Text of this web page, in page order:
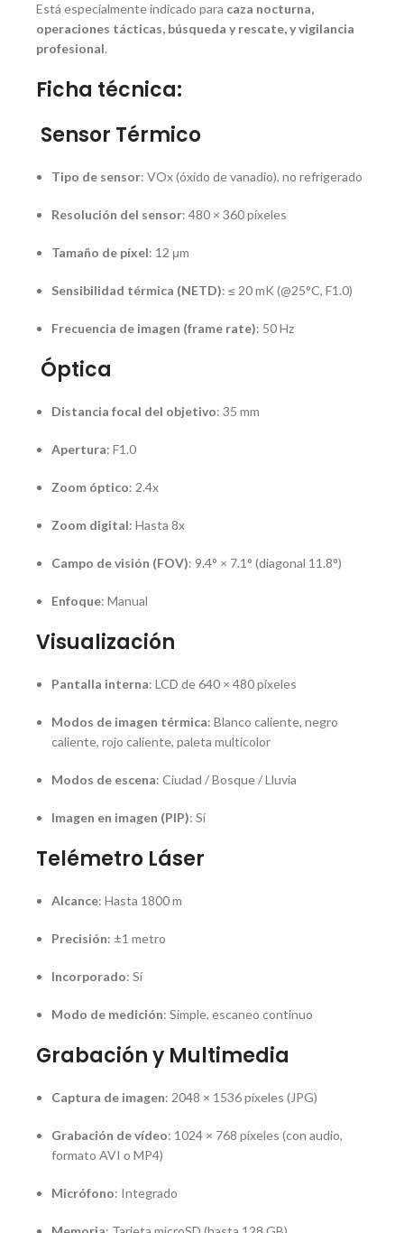
Está especialmente indicado para caza nocturna,
operaciones tácticas, búsqueda y rescate, y vigilancia
profesional.
Ficha técnica:
Sensor Térmico
Tipo de sensor: VOx (óxido de vanadio), no refrigerado
Resolución del sensor: 480 × 360 píxeles
Tamaño de píxel: 12 μm
Sensibilidad térmica (NETD): ≤ 20 mK (@25°C, F1.0)
Frecuencia de imagen (frame rate): 50 Hz
Óptica
Distancia focal del objetivo: 35 mm
Apertura: F1.0
Zoom óptico: 2.4x
Zoom digital: Hasta 8x
Campo de visión (FOV): 9.4° × 7.1° (diagonal 11.8°)
Enfoque: Manual
Visualización
Pantalla interna: LCD de 640 × 480 píxeles
Modos de imagen térmica: Blanco caliente, negro
caliente, rojo caliente, paleta multicolor
Modos de escena: Ciudad / Bosque / Lluvia
Imagen en imagen (PIP): Sí
Telémetro Láser
Alcance: Hasta 1800 m
Precisión: ±1 metro
Incorporado: Sí
Modo de medición: Simple, escaneo continuo
Grabación y Multimedia
Captura de imagen: 2048 × 1536 píxeles (JPG)
Grabación de vídeo: 1024 × 768 píxeles (con audio,
formato AVI o MP4)
Micrófono: Integrado